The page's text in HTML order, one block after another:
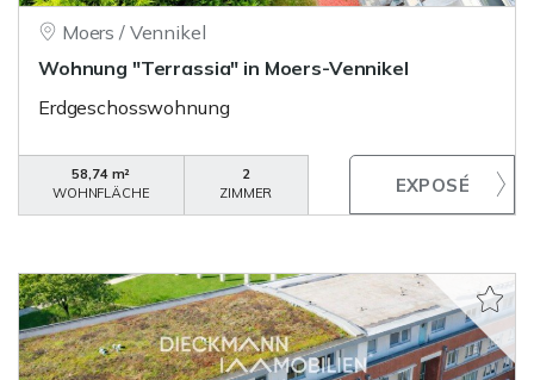
Moers / Vennikel
Wohnung "Terrassia" in Moers-Vennikel
Erdgeschosswohnung
58,74 m²
WOHNFLÄCHE
2
ZIMMER